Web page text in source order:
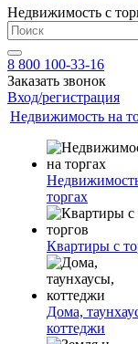
Недвижимость с
8 800 100-33-16
Заказать звонок
Вход/регистрация
Недвижимость на
торгах
Квартиры с
Дома,
коттеджи